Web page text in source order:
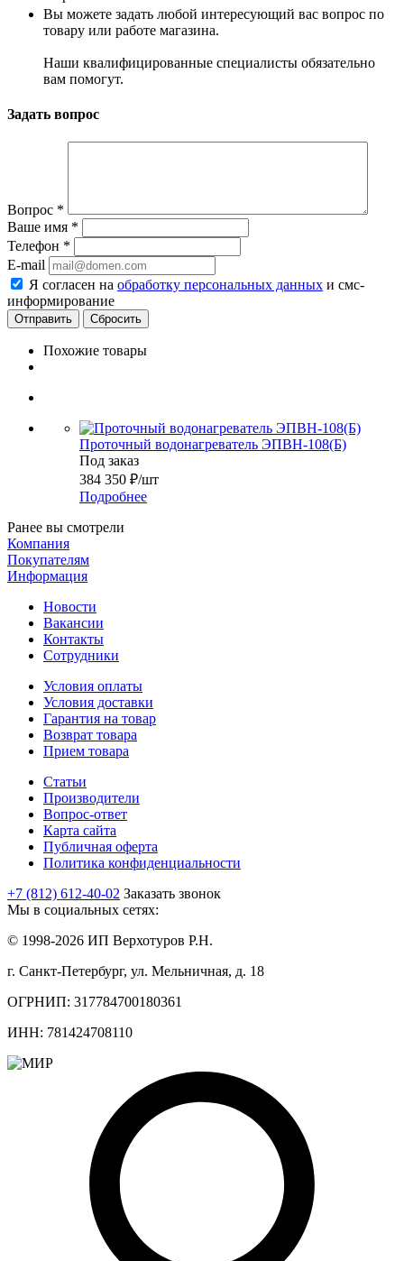
Вы можете задать любой интересующий вас вопрос по
товару или работе магазина.
Наши квалифицированные специалисты обязательно
вам помогут.
Задать вопрос
Вопрос *
Ваше имя *
Телефон *
E-mail
Я согласен на обработку персональных данных и смс-
информирование
Сбросить
Похожие товары
Проточный водонагреватель ЭПВН-108(Б)
Под заказ
384 350 ₽/шт
Подробнее
Ранее вы смотрели
Компания
Покупателям
Информация
Новости
Вакансии
Контакты
Сотрудники
Условия оплаты
Условия доставки
Гарантия на товар
Возврат товара
Прием товара
Статьи
Производители
Вопрос-ответ
Карта сайта
Публичная оферта
Политика конфиденциальности
+7 (812) 612-40-02 Заказать звонок
Мы в социальных сетях:
© 1998-2026 ИП Верхотуров Р.Н.
г. Санкт-Петербург, ул. Мельничная, д. 18
ОГРНИП: 317784700180361
ИНН: 781424708110